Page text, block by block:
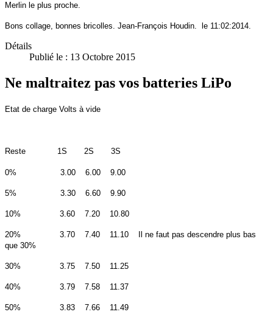
Merlin le plus proche.
Bons collage, bonnes bricolles. Jean-François Houdin. le 11:02:2014.
Détails
Publié le : 13 Octobre 2015
Ne maltraitez pas vos batteries LiPo
Etat de charge Volts à vide
Reste 1S 2S 3S
0% 3.00 6.00 9.00
5% 3.30 6.60 9.90
10% 3.60 7.20 10.80
20% 3.70 7.40 11.10 Il ne faut pas descendre plus bas
que 30%
30% 3.75 7.50 11.25
40% 3.79 7.58 11.37
50% 3.83 7.66 11.49